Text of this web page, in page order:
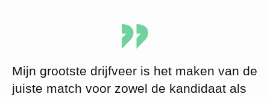
Mijn grootste drijfveer is het maken van de
juiste match voor zowel de kandidaat als